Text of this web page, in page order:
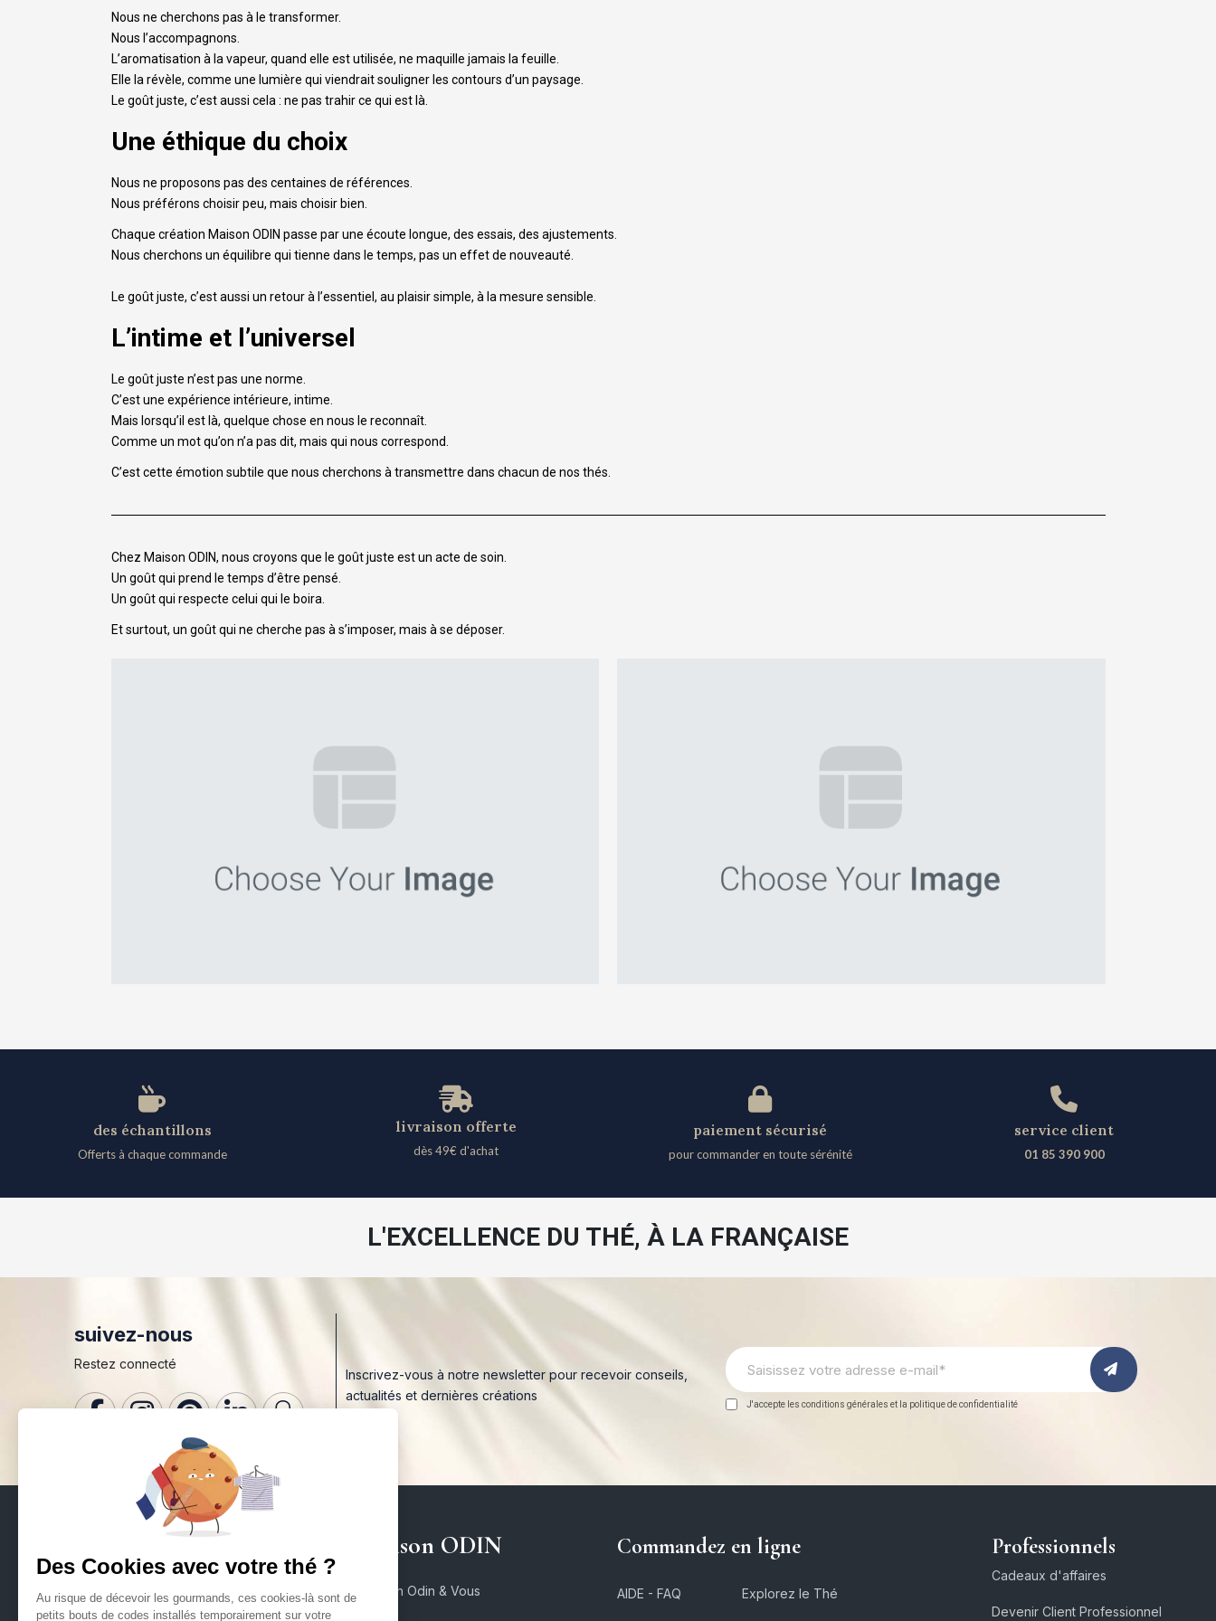
Nous ne cherchons pas à le transformer.
Nous l’accompagnons.
L’aromatisation à la vapeur, quand elle est utilisée, ne maquille jamais la feuille.
Elle la révèle, comme une lumière qui viendrait souligner les contours d’un paysage.
Le goût juste, c’est aussi cela : ne pas trahir ce qui est là.
Une éthique du choix
Nous ne proposons pas des centaines de références.
Nous préférons choisir peu, mais choisir bien.
Chaque création Maison ODIN passe par une écoute longue, des essais, des ajustements.
Nous cherchons un équilibre qui tienne dans le temps, pas un effet de nouveauté.
Le goût juste, c’est aussi un retour à l’essentiel, au plaisir simple, à la mesure sensible.
L’intime et l’universel
Le goût juste n’est pas une norme.
C’est une expérience intérieure, intime.
Mais lorsqu’il est là, quelque chose en nous le reconnaît.
Comme un mot qu’on n’a pas dit, mais qui nous correspond.
C’est cette émotion subtile que nous cherchons à transmettre dans chacun de nos thés.
Chez Maison ODIN, nous croyons que le goût juste est un acte de soin.
Un goût qui prend le temps d’être pensé.
Un goût qui respecte celui qui le boira.
Et surtout, un goût qui ne cherche pas à s’imposer, mais à se déposer.
des échantillons
Offerts à chaque commande
livraison offerte
dès 49€ d'achat​
paiement sécurisé
pour commander en toute sérénité
service client
01 85 390 900
L'EXCELLENCE DU THÉ, À LA FRANÇAISE
suivez-nous
Restez connecté
Inscrivez-vous à notre newsletter pour recevoir conseils,
actualités et dernières créations
J'accepte les conditions générales et la politique de confidentialité
Maison ODIN
Maison Odin & Vous
Commandez en ligne
AIDE - FAQ Explorez le Thé
Professionnels
Cadeaux d'affaires
Devenir Client Professionnel